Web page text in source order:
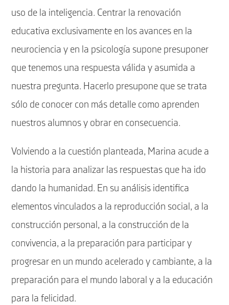
uso de la inteligencia. Centrar la renovación
educativa exclusivamente en los avances en la
neurociencia y en la psicología supone presuponer
que tenemos una respuesta válida y asumida a
nuestra pregunta. Hacerlo presupone que se trata
sólo de conocer con más detalle como aprenden
nuestros alumnos y obrar en consecuencia.
Volviendo a la cuestión planteada, Marina acude a
la historia para analizar las respuestas que ha ido
dando la humanidad. En su análisis identifica
elementos vinculados a la reproducción social, a la
construcción personal, a la construcción de la
convivencia, a la preparación para participar y
progresar en un mundo acelerado y cambiante, a la
preparación para el mundo laboral y a la educación
para la felicidad.